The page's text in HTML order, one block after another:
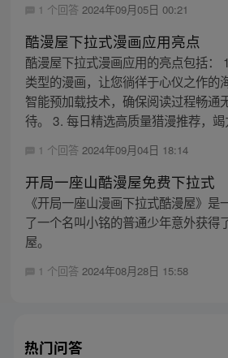
1 个回答 2024年09月05日 00:21
酷漫屋下拉式漫画应用亮点
酷漫屋下拉式漫画应用的亮点包括：
类型的漫画，让您徜徉于心仪之作的
智能预加载技术，确保阅读过程畅通
待。 3. 每日精选高质量猎漫推荐，竭
1 个回答 2024年09月04日 18:14
开局一座山酷漫屋免费下拉式
《开局一座山漫画下拉式酷漫屋》是
了一个名叫小铭的普通少年意外获得
屋。
1 个回答 2024年08月28日 15:58
热门问答